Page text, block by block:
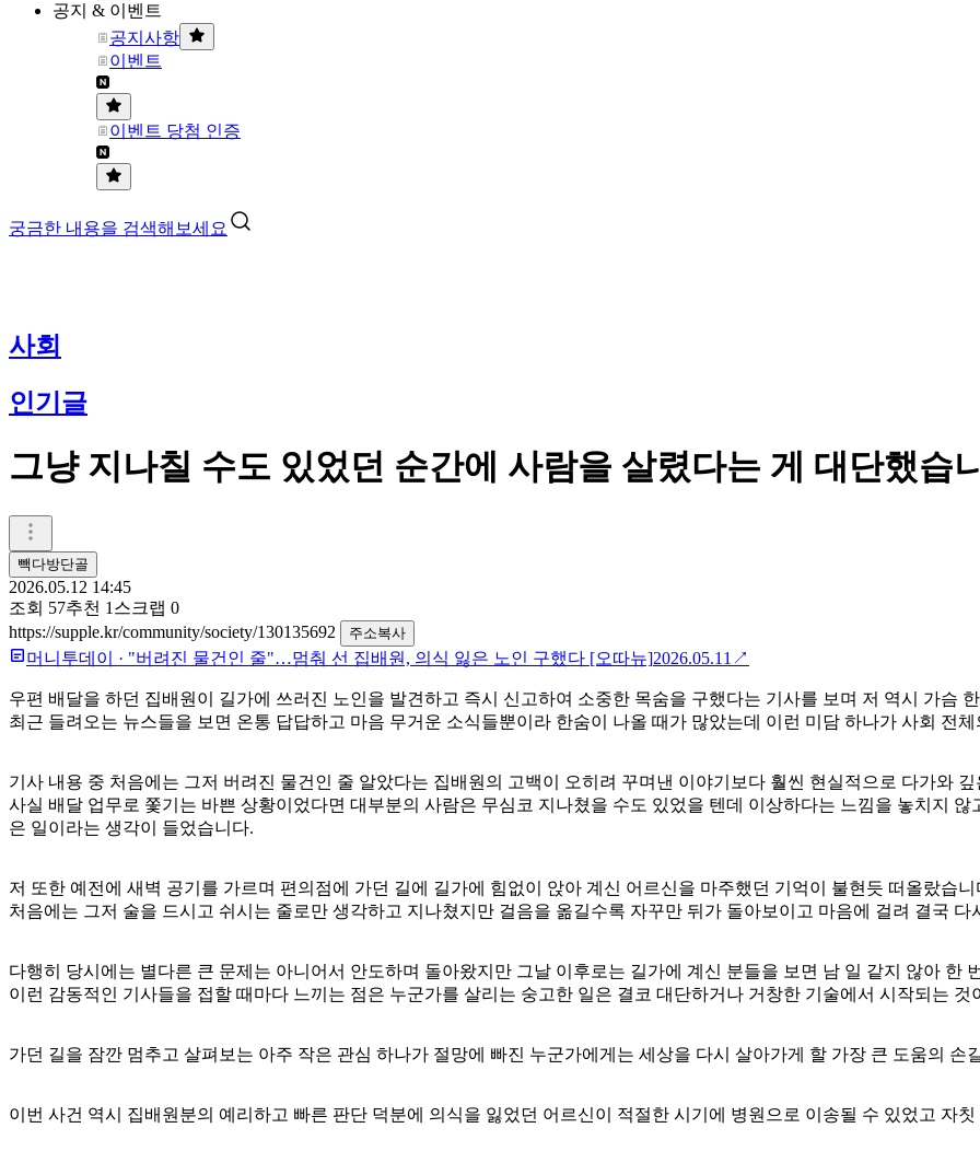
공지 & 이벤트
공지사항
이벤트
이벤트 당첨 인증
궁금한 내용을 검색해보세요
사회
인기글
그냥 지나칠 수도 있었던 순간에 사람을 살렸다는 게 대단했습
빽다방단골
2026.05.12 14:45
조회 57추천 1 스크랩 0
https://supple.kr/community/society/130135692
주소복사
머니투데이 · "버려진 물건인 줄"…멈춰 선 집배원, 의식 잃은 노인 구했다 [오따뉴]2026.05.11 ↗
우편 배달을 하던 집배원이 길가에 쓰러진 노인을 발견하고 즉시 신고하여 소중한 목숨을 구했다는 기사를 보며 저 역시 가슴
최근 들려오는 뉴스들을 보면 온통 답답하고 마음 무거운 소식들뿐이라 한숨이 나올 때가 많았는데 이런 미담 하나가 사회 전
기사 내용 중 처음에는 그저 버려진 물건인 줄 알았다는 집배원의 고백이 오히려 꾸며낸 이야기보다 훨씬 현실적으로 다가와
사실 배달 업무로 쫓기는 바쁜 상황이었다면 대부분의 사람은 무심코 지나쳤을 수도 있었을 텐데 이상하다는 느낌을 놓치지
은 일이라는 생각이 들었습니다.
저 또한 예전에 새벽 공기를 가르며 편의점에 가던 길에 길가에 힘없이 앉아 계신 어르신을 마주했던 기억이 불현듯 떠올랐습니
처음에는 그저 술을 드시고 쉬시는 줄로만 생각하고 지나쳤지만 걸음을 옮길수록 자꾸만 뒤가 돌아보이고 마음에 걸려 결국
다행히 당시에는 별다른 큰 문제는 아니어서 안도하며 돌아왔지만 그날 이후로는 길가에 계신 분들을 보면 남 일 같지 않아 한
이런 감동적인 기사들을 접할 때마다 느끼는 점은 누군가를 살리는 숭고한 일은 결코 대단하거나 거창한 기술에서 시작되는 것
가던 길을 잠깐 멈추고 살펴보는 아주 작은 관심 하나가 절망에 빠진 누군가에게는 세상을 다시 살아가게 할 가장 큰 도움의 손
이번 사건 역시 집배원분의 예리하고 빠른 판단 덕분에 의식을 잃었던 어르신이 적절한 시기에 병원으로 이송될 수 있었고 자